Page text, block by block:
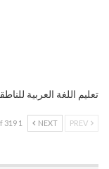
تعليم اللغة العربية
NEXT
1 of 319